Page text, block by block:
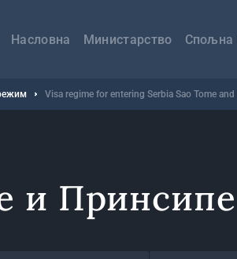
навигација
Насловна Министарство Спољна
Visa regime for entering Serbia Sao Tome
и Принсипе